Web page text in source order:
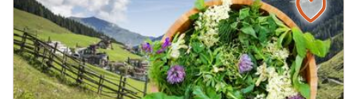
Bilder und momentane Gefühle können im
Anschluss mit unterschiedlichen Materealien
auf Papier gemalt werden. Der zuvor
entstandene Text wird als Abschluss auf das
gemalte Bild geklebt.